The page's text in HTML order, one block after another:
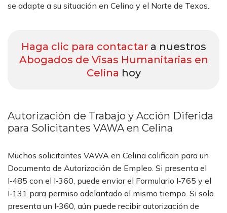
se adapte a su situación en Celina y el Norte de Texas.
Haga clic para contactara nuestros
Abogados de Visas Humanitarias en
Celina hoy
Autorización de Trabajo y Acción Diferida
para Solicitantes VAWA en Celina
Muchos solicitantes VAWA en Celina califican para un
Documento de Autorización de Empleo. Si presenta el
I‑485 con el I‑360, puede enviar el Formulario I‑765 y el
I‑131 para permiso adelantado al mismo tiempo. Si solo
presenta un I‑360, aún puede recibir autorización de